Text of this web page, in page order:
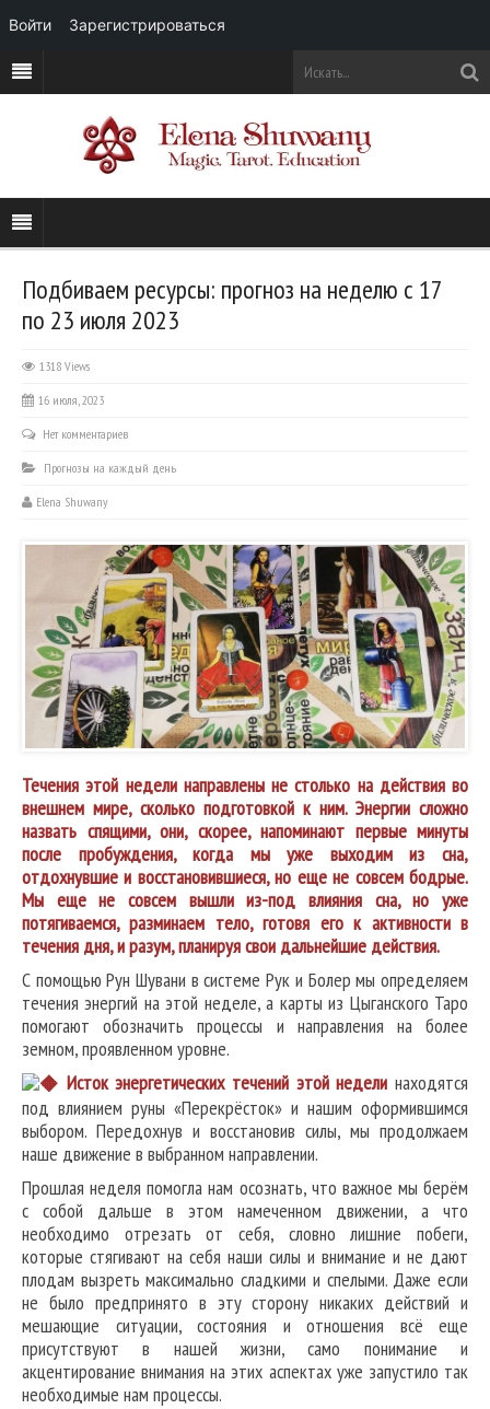
Подбиваем ресурсы: прогноз на неделю с 17
по 23 июля 2023
1318 Views
16 июля, 2023
Нет комментариев
Прогнозы на каждый день
Elena Shuwany
Течения этой недели направлены не столько на действия во
внешнем мире, сколько подготовкой к ним. Энергии сложно
назвать спящими, они, скорее, напоминают первые минуты
после пробуждения, когда мы уже выходим из сна,
отдохнувшие и восстановившиеся, но еще не совсем бодрые.
Мы еще не совсем вышли из-под влияния сна, но уже
потягиваемся, разминаем тело, готовя его к активности в
течения дня, и разум, планируя свои дальнейшие действия.
С помощью Рун Шувани в системе Рук и Болер мы определяем
течения энергий на этой неделе, а карты из Цыганского Таро
помогают обозначить процессы и направления на более
земном, проявленном уровне.
Исток энергетических течений этой недели находятся
под влиянием руны «Перекрёсток» и нашим оформившимся
выбором. Передохнув и восстановив силы, мы продолжаем
наше движение в выбранном направлении.
Прошлая неделя помогла нам осознать, что важное мы берём
с собой дальше в этом намеченном движении, а что
необходимо отрезать от себя, словно лишние побеги,
которые стягивают на себя наши силы и внимание и не дают
плодам вызреть максимально сладкими и спелыми. Даже если
не было предпринято в эту сторону никаких действий и
мешающие ситуации, состояния и отношения всё еще
присутствуют в нашей жизни, само понимание и
акцентирование внимания на этих аспектах уже запустило так
необходимые нам процессы.
Войти Зарегистрироваться